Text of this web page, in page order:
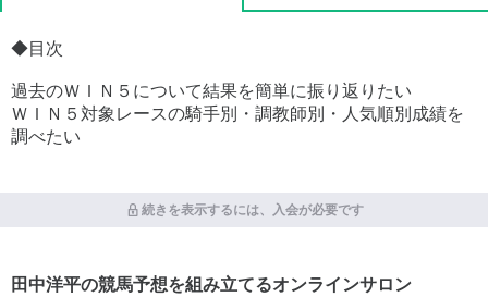
◆目次
過去のＷＩＮ５について結果を簡単に振り返りたい
ＷＩＮ５対象レースの騎手別・調教師別・人気順別成績を
調べたい
続きを表示するには、入会が必要です
田中洋平の競馬予想を組み立てるオンラインサロン